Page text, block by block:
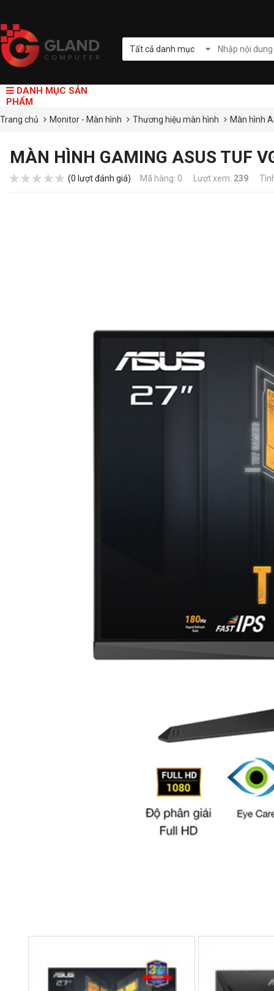
Tất cả danh mục
DANH MỤC SẢN
PHẨM
Trang chủ Monitor - Màn hình Thương hiệu màn hình Màn hình
MÀN HÌNH GAMING ASUS TUF
(0 lượt đánh giá) Mã hàng: 0 Lượt xem: 239